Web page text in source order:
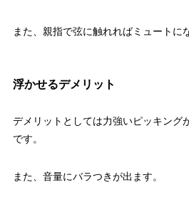
また、親指で弦に触れればミュートに
浮かせるデメリット
デメリットとしては力強いピッキング
です。
また、音量にバラつきが出ます。